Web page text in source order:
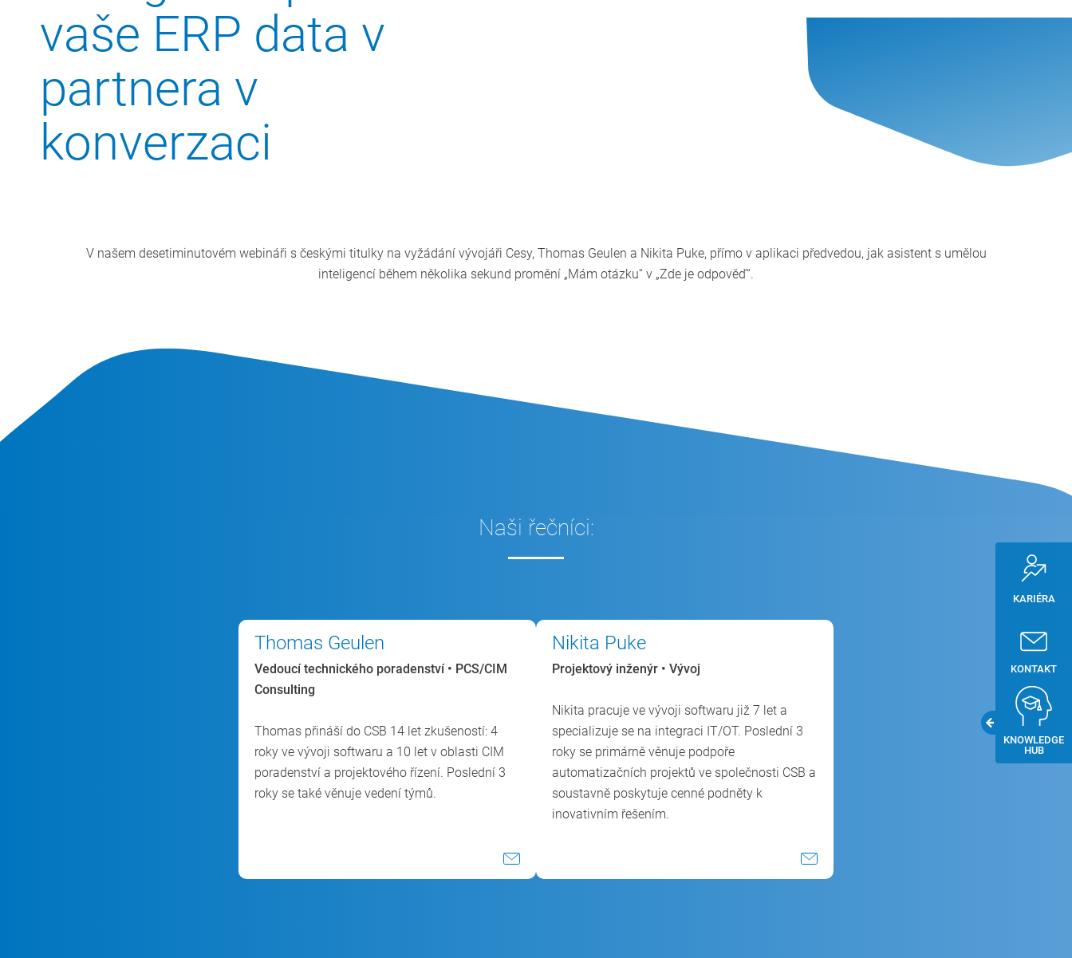
KARIÉRA
KONTAKT
KNOWLEDGE
HUB
vaše ERP data v
partnera v
konverzaci
V našem desetiminutovém webináři s českými titulky na vyžádání vývojáři Cesy, Thomas Geulen a Nikita Puke, přímo v aplikaci předvedou, jak asistent s umělou
inteligencí během několika sekund promění „Mám otázku“ v „Zde je odpověď“.
Naši řečníci:
Thomas Geulen
Vedoucí technického poradenství • PCS/CIM
Consulting
Thomas přináší do CSB 14 let zkušeností: 4
roky ve vývoji softwaru a 10 let v oblasti CIM
poradenství a projektového řízení. Poslední 3
roky se také věnuje vedení týmů.
Nikita Puke
Projektový inženýr • Vývoj
Nikita pracuje ve vývoji softwaru již 7 let a
specializuje se na integraci IT/OT. Poslední 3
roky se primárně věnuje podpoře
automatizačních projektů ve společnosti CSB a
soustavně poskytuje cenné podněty k
inovativním řešením.